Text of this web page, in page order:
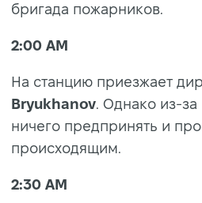
бригада пожарников.
2:00 AM
На станцию приезжает
Bryukhanov. Однако из-
ничего предпринять и
происходящим.
2:30 AM